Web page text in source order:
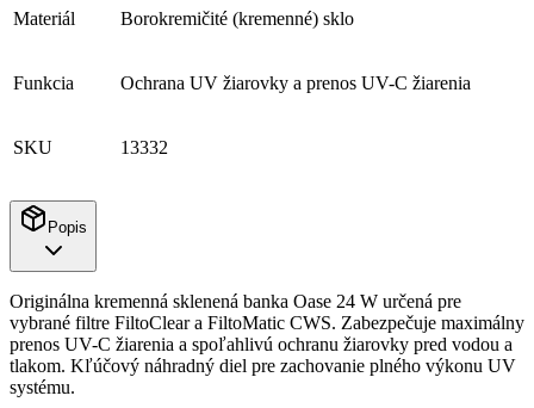
Materiál Borokremičité (kremenné) sklo
Funkcia Ochrana UV žiarovky a prenos UV-C žiarenia
SKU 13332
Popis
Originálna kremenná sklenená banka Oase 24 W určená pre
vybrané filtre FiltoClear a FiltoMatic CWS. Zabezpečuje maximálny
prenos UV-C žiarenia a spoľahlivú ochranu žiarovky pred vodou a
tlakom. Kľúčový náhradný diel pre zachovanie plného výkonu UV
systému.